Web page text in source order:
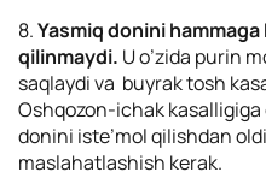
8.Yasmiq donini
qilinmaydi. U o’zida purin
saqlaydi va buyrak tosh
Oshqozon-ichak
donini iste’mol qilishdan
maslahatlashish kerak.